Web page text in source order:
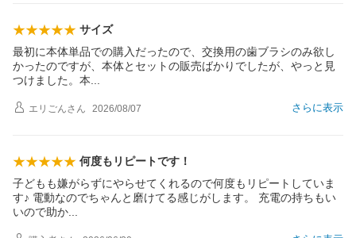
サイズ
最初に本体単品での購入だったので、交換用の歯ブラシのみ欲し
かったのですが、本体とセットの販売ばかりでしたが、やっと見
つけました。 本
さらに表示
エリごんさん 2026/08/07
何度もリピートです！
子どもも嫌がらずにやらせてくれるので何度もリピートしていま
す♪ 電動なのでちゃんと磨けてる感じがします。 充電の持ちもい
いので助か